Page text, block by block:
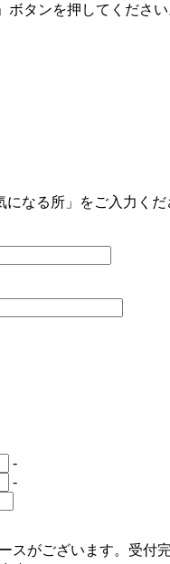
タンを押してください
なる所」をご入力くだ
-
-
がございます。受付